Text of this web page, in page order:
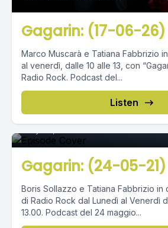
Gagarin: (17-06-26)
Marco Muscarà e Tatiana Fabbrizio
al venerdì, dalle 10 alle 13, con
Radio Rock. Podcast del...
Listen
Episode 0
Gagarin: (24-05-21)
Boris Sollazzo e Tatiana Fabbrizio in
di Radio Rock dal Lunedì al Venerdì
13.00. Podcast del 24 maggio...